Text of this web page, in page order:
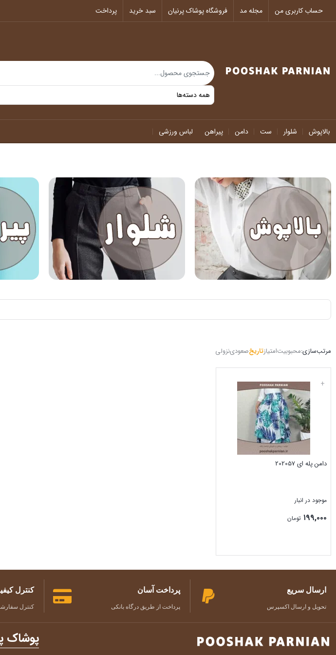
حساب کاربری من مجله مد فروشگاه پوشاک پرنیان سبد خرید پرداخت
بالاپوش شلوار ست دامن پیراهن لباس ورزشی
مرتب‌سازی:محبوبیتامتیازتاریخصعودینزولی
دامن پله ای 202057
موجود در انبار
۱۹۹,۰۰۰ تومان
+
ارسال سریع
تحویل و ارسال اکسپرس
پرداخت آسان
پرداخت از طریق درگاه بانکی
کنترل
کنترل
پوشاک